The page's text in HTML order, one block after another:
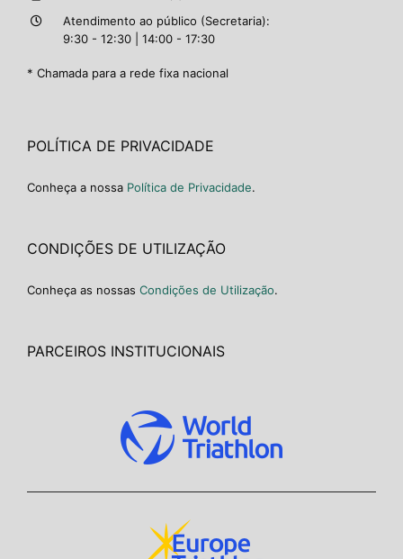
Atendimento ao público (Secretaria):
9:30 - 12:30 | 14:00 - 17:30
* Chamada para a rede fixa nacional
POLÍTICA DE PRIVACIDADE
Conheça a nossa Política de Privacidade.
CONDIÇÕES DE UTILIZAÇÃO
Conheça as nossas Condições de Utilização.
PARCEIROS INSTITUCIONAIS